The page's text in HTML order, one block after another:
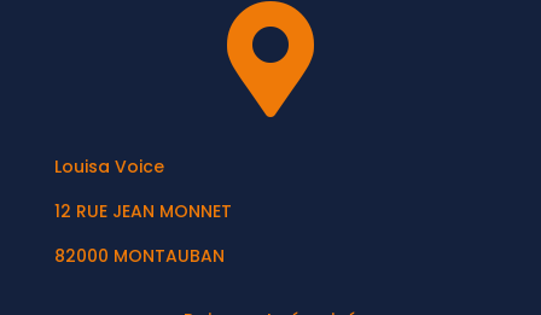

Louisa Voice
12 RUE JEAN MONNET
82000 MONTAUBAN